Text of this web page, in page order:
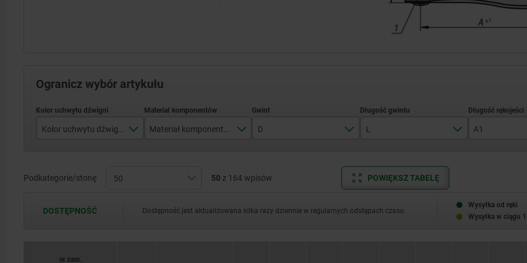
Ogranicz wybór artykułu
czerwony RAL 3020 stal nierdzewna
D L
15
A1
Podkategorie/stonę 50 z 164 wpisów POWIĘKSZ TABELĘ
DOSTĘPNOŚĆ Dostępność jest aktualizowana kilka razy dziennie w regularnych odstępach czasu.
Wysyłka od ręki
Wysyłka w ciągu
nr zam.
nr zam.